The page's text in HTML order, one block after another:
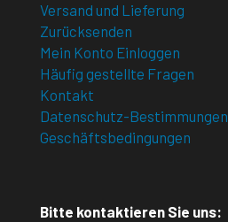
Versand und Lieferung
Zurücksenden
Mein Konto Einloggen
Häufig gestellte Fragen
Kontakt
Datenschutz-Bestimmungen
Geschäftsbedingungen
Bitte kontaktieren Sie uns: